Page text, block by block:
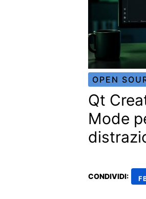
OPEN
Qt
Mode
CONDIVIDI: